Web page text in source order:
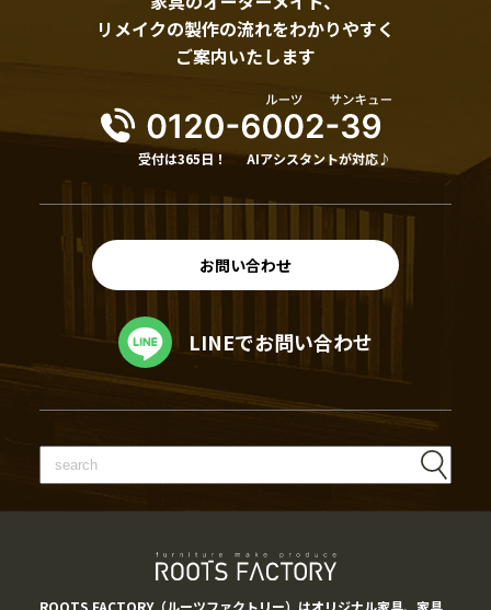
リメイクの製作の流れをわかりやすく
ご案内いたします
受付は365日！ AIアシスタントが対応♪
お問い合わせ
LINEでお問い合わせ
ROOTS FACTORY（ルーツファクトリー）はオリジナル家具、家具